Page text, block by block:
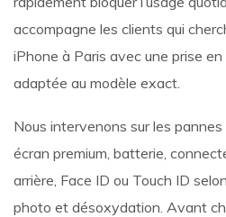
accompagne les clients qui
iPhone à Paris avec une prise
adaptée au modèle exact.
Nous intervenons sur les
écran premium, batterie,
arrière, Face ID ou Touch ID
photo et désoxydation. Avant